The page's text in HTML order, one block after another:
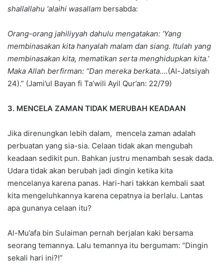
shallallahu ‘alaihi wasallam bersabda:
Orang-orang jahiliyyah dahulu mengatakan: ‘Yang
membinasakan kita hanyalah malam dan siang. Itulah yang
membinasakan kita, mematikan serta menghidupkan kita.’
Maka Allah berfirman: “Dan mereka berkata….(Al-Jatsiyah
24).” (Jami’ul Bayan fi Ta’wili Ayil Qur’an: 22/79)
3. MENCELA ZAMAN TIDAK MERUBAH KEADAAN
Jika direnungkan lebih dalam, mencela zaman adalah
perbuatan yang sia-sia. Celaan tidak akan mengubah
keadaan sedikit pun. Bahkan justru menambah sesak dada.
Udara tidak akan berubah jadi dingin ketika kita
mencelanya karena panas. Hari-hari takkan kembali saat
kita mengeluhkannya karena cepatnya ia berlalu. Lantas
apa gunanya celaan itu?
Al-Mu’afa bin Sulaiman pernah berjalan kaki bersama
seorang temannya. Lalu temannya itu bergumam: “Dingin
sekali hari ini?!”